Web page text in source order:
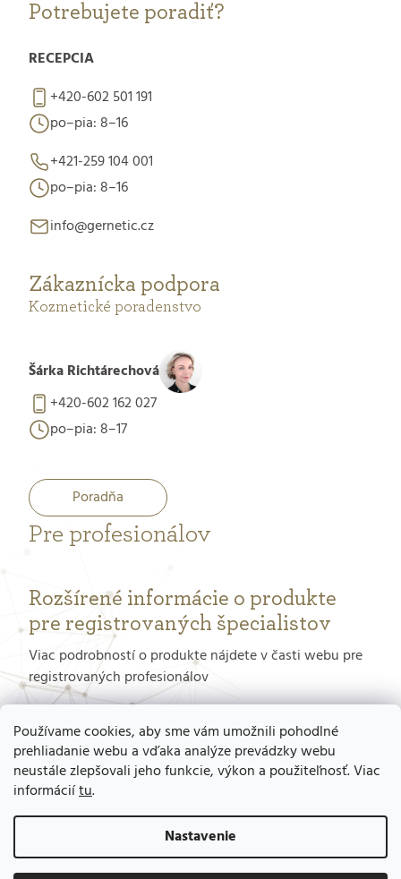
Používame cookies, aby sme vám umožnili pohodlné
prehliadanie webu a vďaka analýze prevádzky webu
neustále zlepšovali jeho funkcie, výkon a použiteľnosť. Viac
informáciítu.
Nastavenie
Potrebujete poradiť?
RECEPCIA
+420-602 501 191
po–pia: 8–16
+421-259 104 001
po–pia: 8–16
info@gernetic.cz
Zákaznícka podpora
Kozmetické poradenstvo
Šárka Richtárechová
+420-602 162 027
po–pia: 8–17
Poradňa
Pre profesionálov
Rozšírené informácie o produkte
pre registrovaných špecialistov
Viac podrobností o produkte nájdete v časti webu pre
registrovaných profesionálov
PORTÁL PRE PROFESIONÁLOV
Ako získať prístup do tohto portálu?